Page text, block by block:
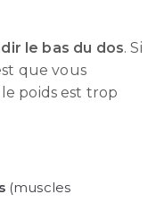
le bas du dos. Si
que vous
poids est trop
(muscles